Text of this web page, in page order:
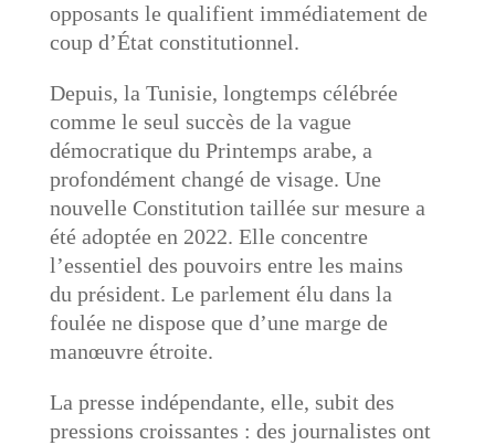
opposants le qualifient immédiatement de
coup d’État constitutionnel.
Depuis, la Tunisie, longtemps célébrée
comme le seul succès de la vague
démocratique du Printemps arabe, a
profondément changé de visage. Une
nouvelle Constitution taillée sur mesure a
été adoptée en 2022. Elle concentre
l’essentiel des pouvoirs entre les mains
du président. Le parlement élu dans la
foulée ne dispose que d’une marge de
manœuvre étroite.
La presse indépendante, elle, subit des
pressions croissantes : des journalistes ont